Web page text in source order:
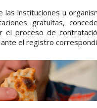
instituciones u
gratuitas,
el proceso de
el registro